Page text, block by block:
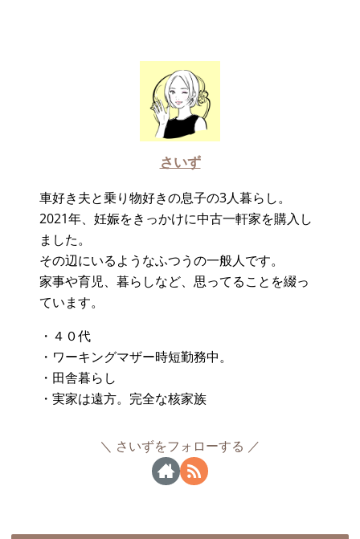
さいず
車好き夫と乗り物好きの息子の3人暮らし。
2021年、妊娠をきっかけに中古一軒家を購入し
ました。
その辺にいるようなふつうの一般人です。
家事や育児、暮らしなど、思ってることを綴っ
ています。
・４０代
・ワーキングマザー時短勤務中。
・田舎暮らし
・実家は遠方。完全な核家族
さいずをフォローする